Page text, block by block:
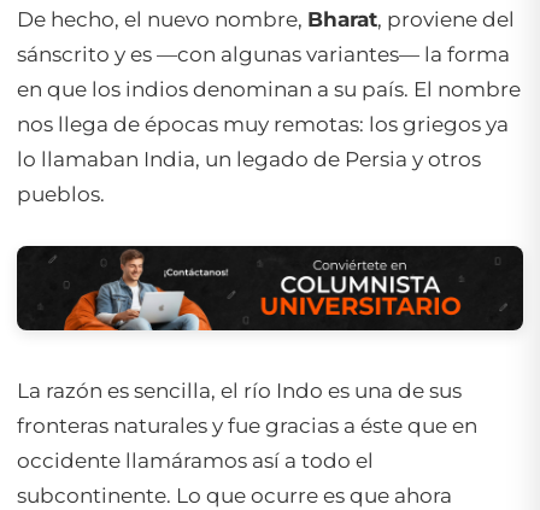
De hecho, el nuevo nombre, Bharat, proviene del
sánscrito y es —con algunas variantes— la forma
en que los indios denominan a su país. El nombre
nos llega de épocas muy remotas: los griegos ya
lo llamaban India, un legado de Persia y otros
pueblos.
La razón es sencilla, el río Indo es una de sus
fronteras naturales y fue gracias a éste que en
occidente llamáramos así a todo el
subcontinente. Lo que ocurre es que ahora